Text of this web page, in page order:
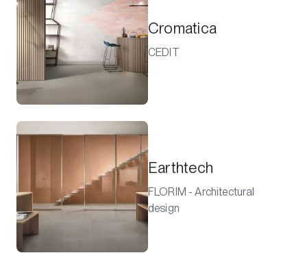
Cromatica
CEDIT
Earthtech
FLORIM - Architectural
design